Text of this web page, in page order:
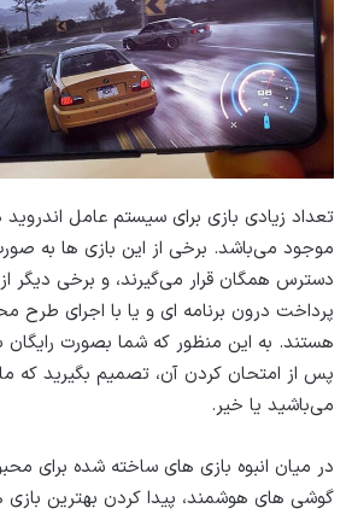
تعداد زیادی بازی برای سیستم عامل
موجود می‌باشد. برخی از این بازی ها به
دسترس همگان قرار می‌گیرند، و برخی دیگر
پرداخت درون برنامه ای و یا با اجرای طرح
هستند. به این منظور که شما بصورت رایگان
پس از امتحان کردن آن، تصمیم بگیرید که
می‌باشید یا خیر.
در میان انبوه بازی های ساخته شده برای
گوشی های هوشمند، پیدا کردن بهترین بازی